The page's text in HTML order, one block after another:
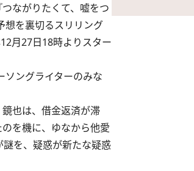
ながりたくて、嘘をつ
想を裏切るスリリング
月27日18時よりスター
ングライターのみな
也は、借金返済が滞
を機に、ゆなから他愛
を、疑惑が新たな疑惑